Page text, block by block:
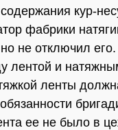
кур-
фабрики
не отключил
лентой и
ленты
ее не было в